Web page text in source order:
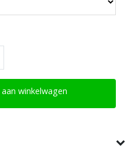
winkelwagen